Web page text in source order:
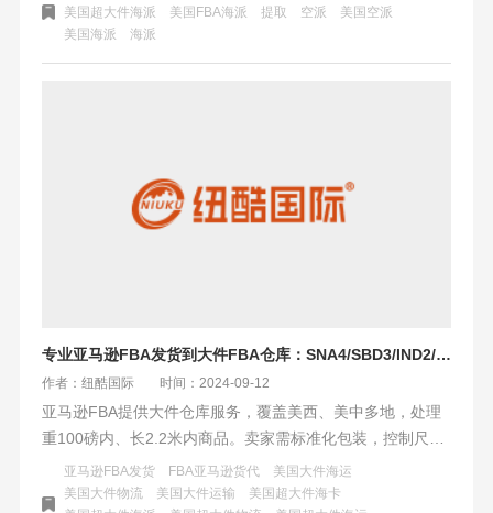
议耐心等待、核对号码、联系UPS及发送方，并选择可靠渠
道，制定备份计划，确保货物顺利到达。
美国超大件海派
美国FBA海派 提取 空派
美国空派
美国海派
海派
专业亚马逊FBA发货到大件FBA仓库：SNA4/SBD3/IND2/5/MDW6/9
作者：纽酷国际 时间：2024-09-12
亚马逊FBA提供大件仓库服务，覆盖美西、美中多地，处理
重100磅内、长2.2米内商品。卖家需标准化包装，控制尺寸
重量，预约发货。优化物流策略，分散库存，利用亚马逊物
流网络降低成本。同时，关注售后服务，及时响应顾客需
亚马逊FBA发货 FBA亚马逊货代
美国大件海运
美国大件物流
美国大件运输
美国超大件海卡